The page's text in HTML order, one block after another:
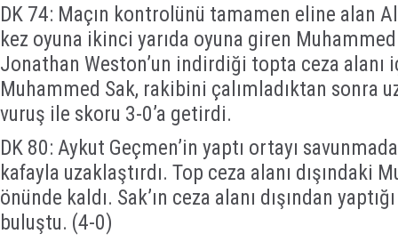
DK 74: Maçın kontrolünü tamamen eline alan
kez oyuna ikinci yarıda oyuna giren Muhammed
Jonathan Weston’un indirdiği topta ceza alanı
Muhammed Sak, rakibini çalımladıktan sonra
vuruş ile skoru 3-0’a getirdi.
DK 80: Aykut Geçmen’in yaptı ortayı
kafayla uzaklaştırdı. Top ceza alanı dışındaki
önünde kaldı. Sak’ın ceza alanı dışından
buluştu. (4-0)